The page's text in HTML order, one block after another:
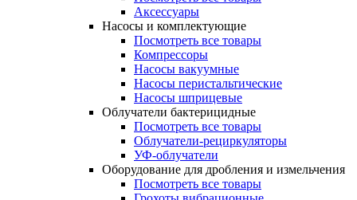
Аксессуары
Насосы и комплектующие
Посмотреть все товары
Компрессоры
Насосы вакуумные
Насосы перистальтические
Насосы шприцевые
Облучатели бактерицидные
Посмотреть все товары
Облучатели-рециркуляторы
УФ-облучатели
Оборудование для дробления и измельчения
Посмотреть все товары